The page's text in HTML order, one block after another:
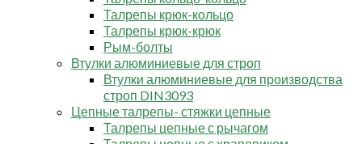
Талрепы крюк-кольцо
Талрепы крюк-крюк
Рым-болты
Втулки алюминиевые для строп
Втулки алюминиевые для производства
строп DIN3093
Цепные талрепы- стяжки цепные
Талрепы цепные с рычагом